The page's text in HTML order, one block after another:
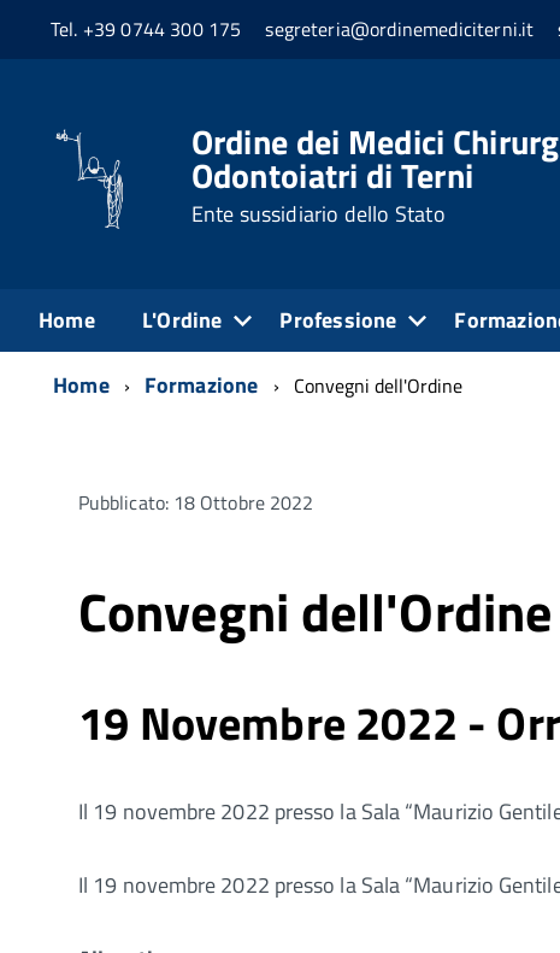
Tel. +39 0744 300 175 segreteria@ordinemediciterni.it
Ordine dei Medici
Odontoiatri di Terni
Ente sussidiario dello Stato
Home L'Ordine Professione
Home Formazione Convegni dell'Ordine
Pubblicato: 18 Ottobre 2022
Convegni dell'Ordine
19 Novembre 2022 -
Il 19 novembre 2022 presso la Sala “Maurizio
Il 19 novembre 2022 presso la Sala “Maurizio